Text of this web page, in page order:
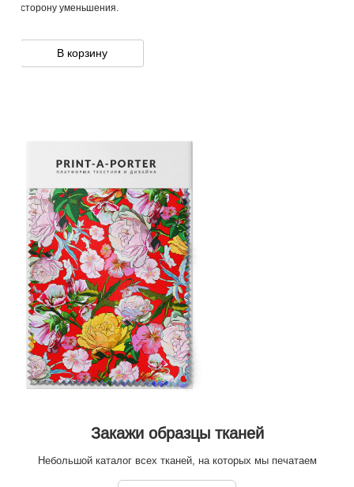
сторону уменьшения.
В корзину
Закажи образцы тканей
Небольшой каталог всех тканей, на которых мы печатаем